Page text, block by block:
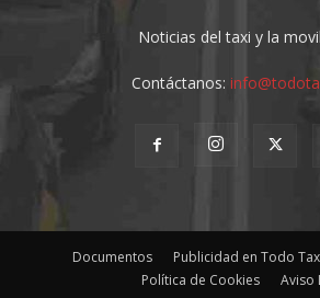
Noticias del taxi y la
Contáctanos:
Documentos Publicidad en Todo
Política de Cookies
Aviso